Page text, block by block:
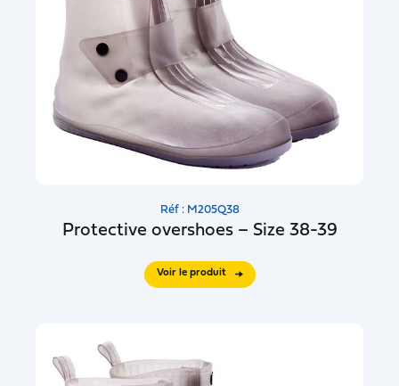
Réf : M205Q38
Protective overshoes – Size 38-39
Voir le produit